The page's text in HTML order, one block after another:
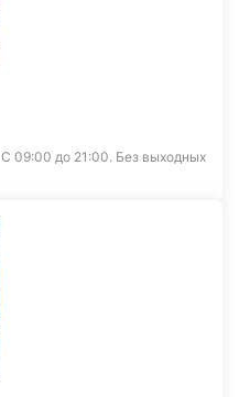
С 09:00 до 21:00. Без выходных